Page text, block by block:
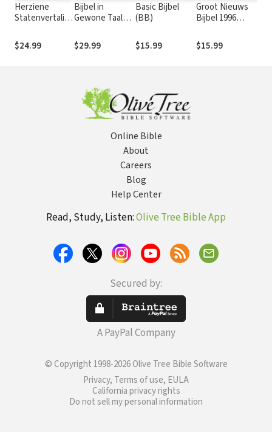
Herziene
Statenvertaling
$24.99
Bijbel in
Gewone Taal
$29.99
Basic Bijbel
(BB)
$15.99
Groot Nieuws
Bijbel 1996
$15.99
Online Bible
About
Careers
Blog
Help Center
Read, Study, Listen:Olive Tree Bible App
Secured by:
A PayPal Company
© Copyright 1998-2026 Olive Tree Bible Software
Privacy, Terms of use, EULA
California privacy rights
Do not sell my personal information